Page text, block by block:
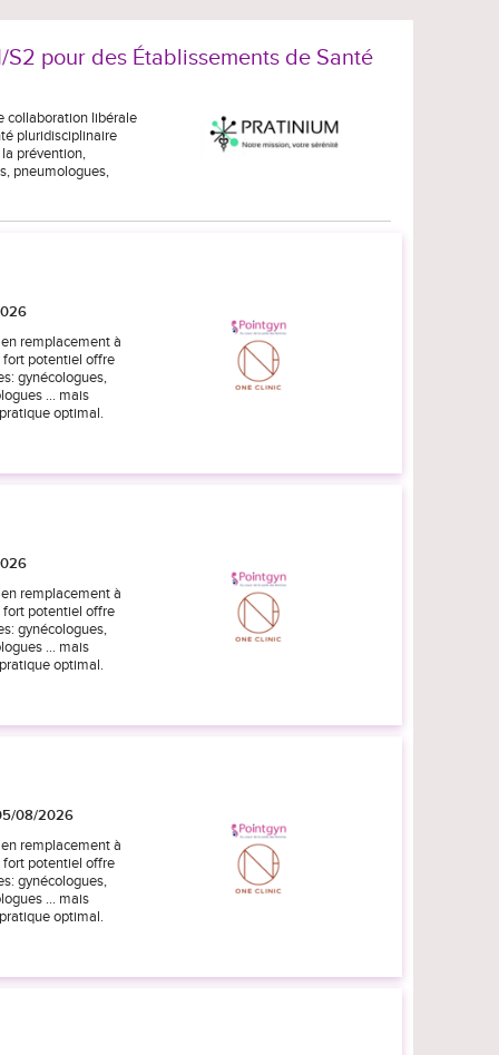
pour des Établissements de Santé
collaboration libérale
pluridisciplinaire
prévention,
pneumologues,
remplacement à
fort potentiel offre
gynécologues,
... mais
optimal.
remplacement à
fort potentiel offre
gynécologues,
... mais
optimal.
08/2026
remplacement à
fort potentiel offre
gynécologues,
... mais
optimal.